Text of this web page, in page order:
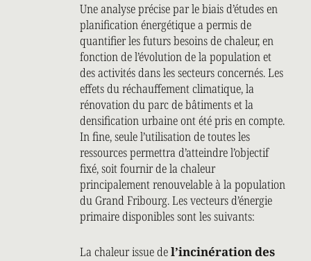
Une analyse précise par le biais d’études en
planification énergétique a permis de
quantifier les futurs besoins de chaleur, en
fonction de l’évolution de la population et
des activités dans les secteurs concernés. Les
effets du réchauffement climatique, la
rénovation du parc de bâtiments et la
densification urbaine ont été pris en compte.
In fine, seule l’utilisation de toutes les
ressources permettra d’atteindre l’objectif
fixé, soit fournir de la chaleur
principalement renouvelable à la population
du Grand Fribourg. Les vecteurs d’énergie
primaire disponibles sont les suivants:
La chaleur issue del’incinération des